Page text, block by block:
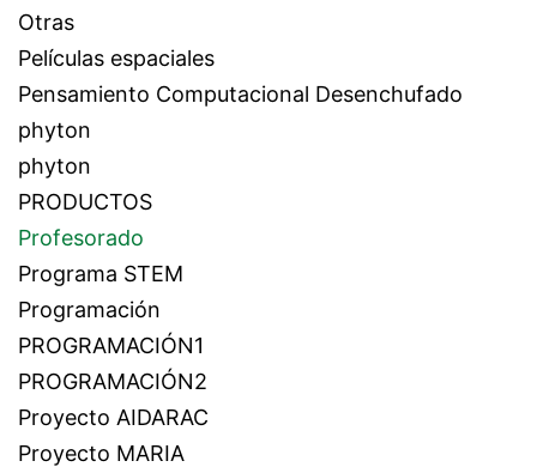
Otras
Películas espaciales
Pensamiento Computacional Desenchufado
phyton
phyton
PRODUCTOS
Profesorado
Programa STEM
Programación
PROGRAMACIÓN1
PROGRAMACIÓN2
Proyecto AIDARAC
Proyecto MARIA